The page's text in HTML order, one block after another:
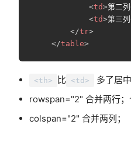
<td>第二列
<td>第三列
</tr>
</table>
<th> 比 <td>
多了居
rowspan="2" 合并两行；
colspan="2" 合并两列；